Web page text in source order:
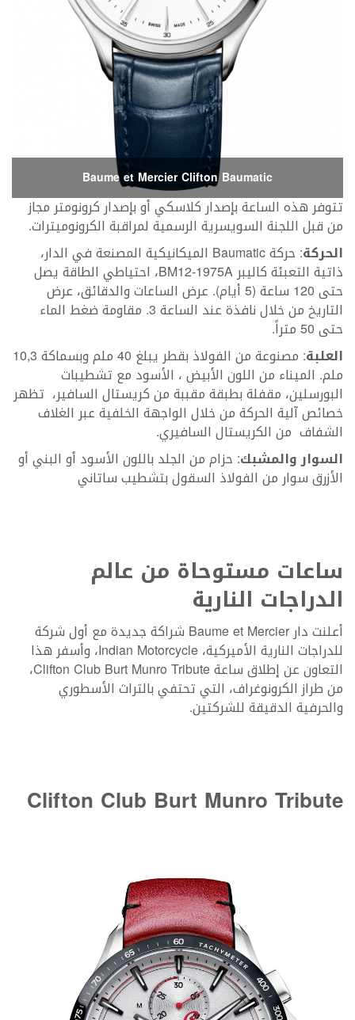
Baume et Mercier Clifton Baumatic
تتوفر هذه الساعة بإصدار كلاسكي أو بإصدار كرونومتر مجاز
من قبل اللجنة السويسرية الرسمية لمراقبة الكرونوميترات.
الحركة
: حركة Baumatic الميكانيكية المصنعة في الدار،
ذاتية التعبئة كاليبر BM12-1975A، احتياطي الطاقة يصل
حتى 120 ساعة (5 أيام). عرض الساعات والدقائق، عرض
التاريخ من خلال نافذة عند الساعة 3. مقاومة ضغط الماء
حتى 50 متراً.
العلبة
: مصنوعة من الفولاذ بقطر يبلغ 40 ملم وبسماكة 10,3
ملم. الميناء من اللون الأبيض ، الأسود مع تشطيبات
البورسلين، مقفلة بطبقة مقببة من كريستال السافير، تظهر
خصائص آلية الحركة من خلال الواجهة الخلفية عبر الغلاف
الشفاف من الكريستال السافيري.
السوار والمشبك: حزام من الجلد باللون الأسود أو البني أو
الأزرق سوار من الفولاذ السقول بتشطيب ساتاني
ساعات مستوحاة من عالم
الدراجات النارية
أعلنت دار Baume et Mercier شراكة جديدة مع أول شركة
للدراجات النارية الأميركية، Indian Motorcycle، وأسفر هذا
التعاون عن إطلاق ساعة Clifton Club Burt Munro Tribute،
من طراز الكرونوغراف، التي تحتفي بالتراث الأسطوري
والحرفية الدقيقة للشركتين.
Clifton Club Burt Munro Tribute